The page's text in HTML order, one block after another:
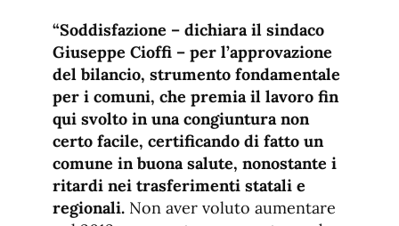
“Soddisfazione – dichiara il sindaco
Giuseppe Cioffi – per l’approvazione
del bilancio, strumento fondamentale
per i comuni, che premia il lavoro fin
qui svolto in una congiuntura non
certo facile, certificando di fatto un
comune in buona salute, nonostante i
ritardi nei trasferimenti statali e
regionali. Non aver voluto aumentare